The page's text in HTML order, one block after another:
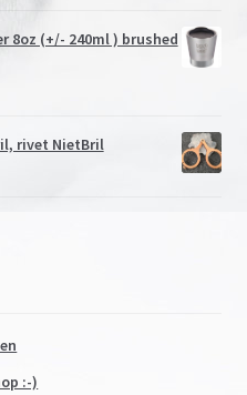
8oz (+/- 240ml ) brushed
rivet NietBril
:-)